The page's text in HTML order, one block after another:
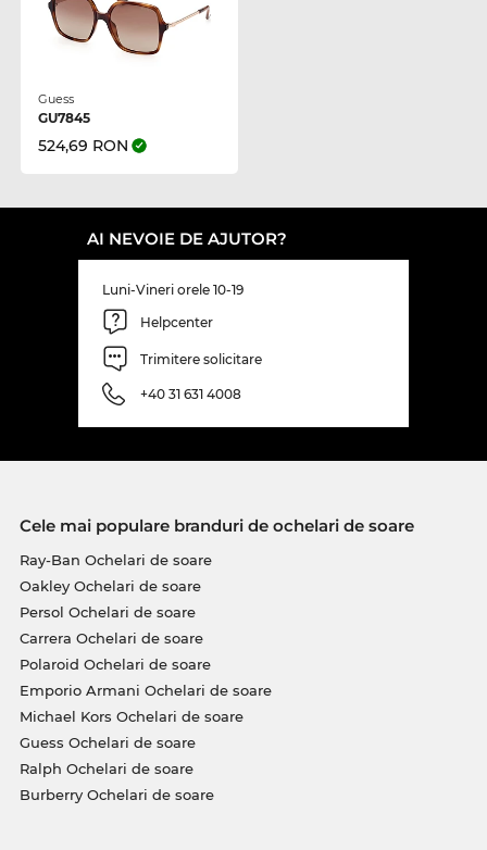
Guess
GU7845
524,69 RON
AI NEVOIE DE AJUTOR?
Luni-Vineri orele 10-19
Helpcenter
Trimitere solicitare
+40 31 631 4008
Cele mai populare branduri de ochelari de soare
Ray-Ban Ochelari de soare
Oakley Ochelari de soare
Persol Ochelari de soare
Carrera Ochelari de soare
Polaroid Ochelari de soare
Emporio Armani Ochelari de soare
Michael Kors Ochelari de soare
Guess Ochelari de soare
Ralph Ochelari de soare
Burberry Ochelari de soare